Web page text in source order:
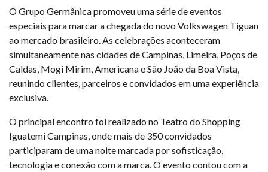
O Grupo Germânica promoveu uma série de eventos
especiais para marcar a chegada do novo Volkswagen Tiguan
ao mercado brasileiro. As celebrações aconteceram
simultaneamente nas cidades de Campinas, Limeira, Poços de
Caldas, Mogi Mirim, Americana e São João da Boa Vista,
reunindo clientes, parceiros e convidados em uma experiência
exclusiva.
O principal encontro foi realizado no Teatro do Shopping
Iguatemi Campinas, onde mais de 350 convidados
participaram de uma noite marcada por sofisticação,
tecnologia e conexão com a marca. O evento contou com a